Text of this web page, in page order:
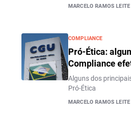
MARCELO RAMOS LEITE
COMPLIANCE
Pró-Ética:
Compliance
Alguns dos
Pró-Ética
MARCELO RAMOS LEITE